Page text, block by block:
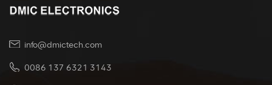
info@dmictech.com
0086 137 6321 3143